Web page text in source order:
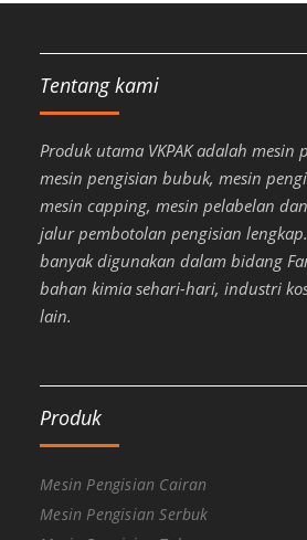
Tentang kami
Produk utama VKPAK adalah mesin
mesin pengisian bubuk, mesin
mesin capping, mesin pelabelan
jalur pembotolan pengisian
banyak digunakan dalam bidang
bahan kimia sehari-hari, industri
lain.
Produk
Mesin Pengisian Cairan
Mesin Pengisian Serbuk